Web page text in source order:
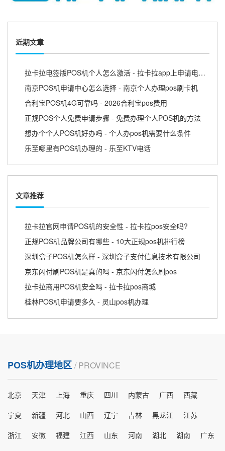
近期文章
拉卡拉电签版POS机个人怎么激活 - 拉卡拉app上申请电签pos需要收费吗
南京POS机申请中心怎么选择 - 南京个人办理pos刷卡机
合利宝POS机4G可靠吗 - 2026合利宝pos费用
正规POS个人免费申请步骤 - 免费办理个人POS机的方法
想办个个人POS机好办吗 - 个人办pos机需要什么条件
乐至哪里有POS机办理的 - 乐至KTV电话
文章推荐
拉卡拉官网申请POS机的安全性 - 拉卡拉pos安全吗?
正规POS机品牌公司有哪些 - 10大正规pos机排行榜
深圳盒子POS机怎么样 - 深圳盒子支付信息技术有限公司
京东闪付刷POS机是真的吗 - 京东闪付怎么刷pos
拉卡拉商用POS机安全吗 - 拉卡拉pos商城
桂林POS机申请要多久 - 灵山pos机办理
POS机办理地区 / PROVINCE
北京 天津 上海 重庆 四川 内蒙古 广西
西藏
宁夏
新疆 河北 山西 辽宁 吉林 黑龙江
江苏
浙江
安徽 福建 江西 山东 河南 湖北 湖南
广东